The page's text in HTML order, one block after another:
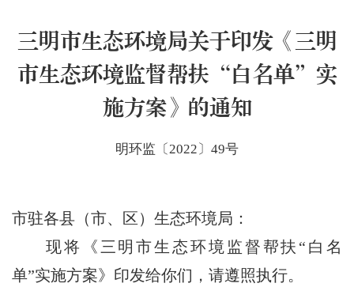
三明市生态环境局关于印发《三明
市生态环境监督帮扶“白名单”实
施方案》的通知
明环监〔2022〕49号
市驻各县（市、区）生态环境局：
现将《三明市生态环境监督帮扶 “白名
单”实施方案》印发给你们，请遵照执行。